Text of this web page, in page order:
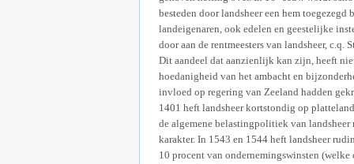
besteden door landsheer een hem
landeigenaren, ook edelen en geestelijke
door aan de rentmeesters van landsheer, c.q.
Dit aandeel dat aanzienlijk kan zijn, heeft
hoedanigheid van het ambacht en
invloed op regering van Zeeland hadden
1401 heft landsheer kortstondig op
de algemene belastingpolitiek van
karakter. In 1543 en 1544 heft landsheer
10 procent van ondernemingswinsten